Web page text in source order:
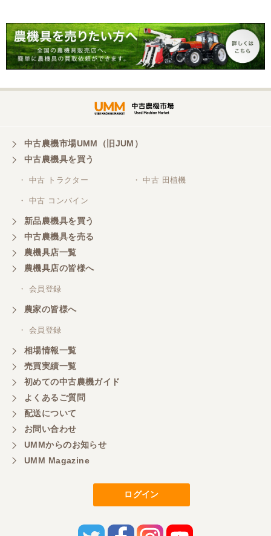
福岡県／津田泰成
います。
迅速丁寧な対応で、稲刈りも無事に終えることがで
きました。 程度極上のコンバインを相場よりかなり
す。 稲刈り後、メンテしてワックス掛けたら知り合
うでしたらよろしくお願いいたします。
福岡県／あらら還
素早く丁寧にされる社長さんです。また欲しい物が
福岡県／マエカワ
ずーーと欲しかった 色彩選別機を買うことができ
ました。しかも、未使用の状態です。 当方の価格に
す。 直売用の米の販売促進に弾みをつけることがで
きます。 本当にありがとうございました。 また、ご
話連絡。こちらでも出品してて、尚且つこちらのほ
現状渡し【P11485814】
渡し【P11485817】
中古農機市場UMM（旧JUM）
中古農機具を買う
・ 中古 トラクター ・ 中古 田植機
・ 中古 コンバイン
新品農機具を買う
中古農機具を売る
農機具店一覧
農機具店の皆様へ
・ 会員登録
農家の皆様へ
・ 会員登録
相場情報一覧
売買実績一覧
初めての中古農機ガイド
よくあるご質問
配送について
お問い合わせ
UMMからのお知らせ
UMM Magazine
ログイン